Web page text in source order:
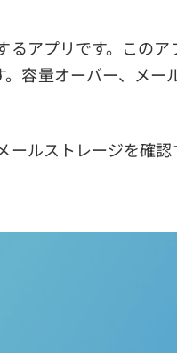
るアプリです。この
。容量オーバー、メ
ールストレージを確